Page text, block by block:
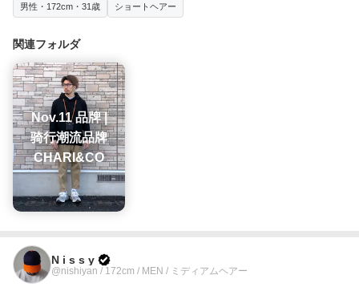
男性・172cm・31歳 ショートヘアー
関連フォルダ
Nov.11 品牌 |
骑行潮流品牌
CHARI&CO
N i s s y
@nishiyan / 172cm / MEN / ミディアムヘアー